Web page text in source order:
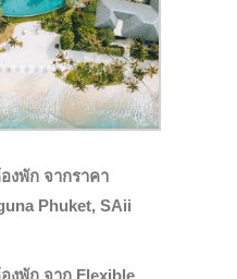
งพัก จากราคา
Phuket, SAii
งพัก จาก Flexible